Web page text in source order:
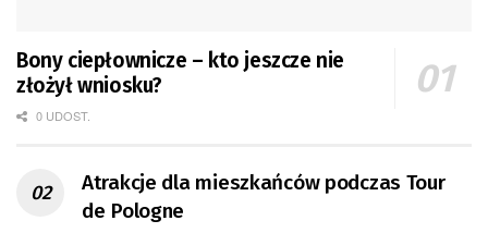
Bony ciepłownicze – kto jeszcze nie
złożył wniosku?
0 UDOST.
Atrakcje dla mieszkańców podczas Tour
de Pologne